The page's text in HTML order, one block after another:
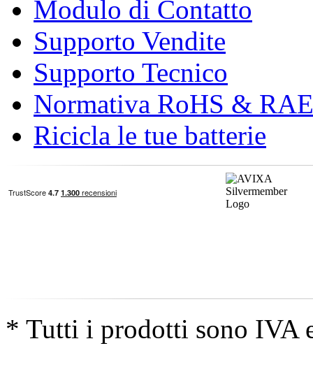
Modulo di Contatto
Supporto Vendite
Supporto Tecnico
Normativa RoHS &
Ricicla le tue batterie
* Tutti i prodotti sono IVA